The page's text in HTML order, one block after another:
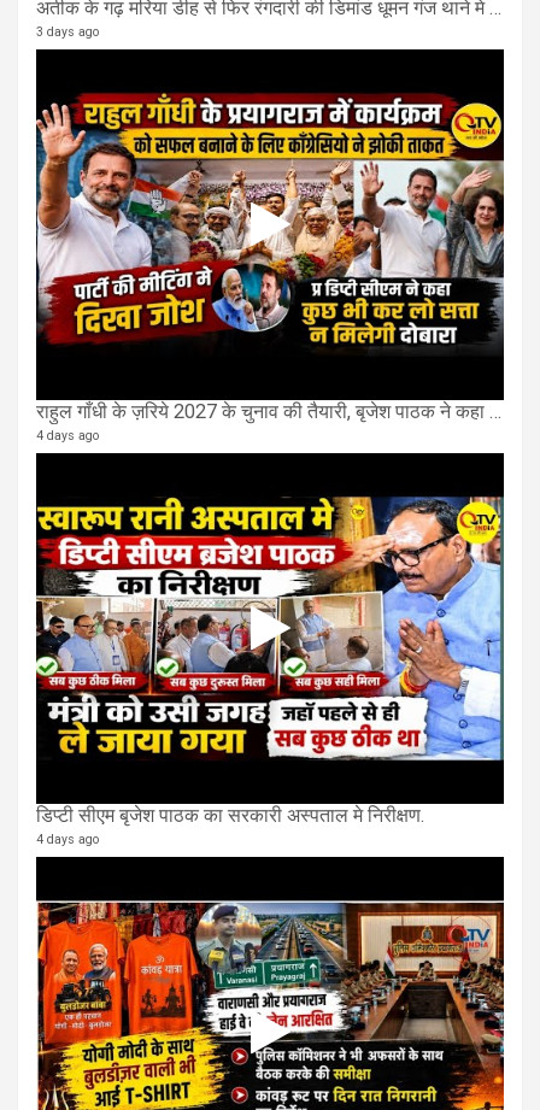
अतीक के गढ़ मरिया डीह से फिर रंगदारी की डिमांड धूमन गंज थाने मे 4 के खिलाफ मुकदमा दर्ज
3 days ago
राहुल गाँधी के ज़रिये 2027 के चुनाव की तैयारी, बृजेश पाठक ने कहा चुक चुकी हैं कांग्रेस
4 days ago
डिप्टी सीएम बृजेश पाठक का सरकारी अस्पताल मे निरीक्षण.
4 days ago